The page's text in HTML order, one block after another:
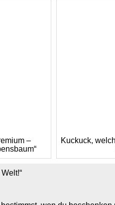
–
Kuckuck,